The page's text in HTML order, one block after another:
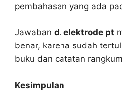
pembahasan yang ada
Jawaban d. elektrode pt
benar, karena sudah
buku dan catatan
Kesimpulan